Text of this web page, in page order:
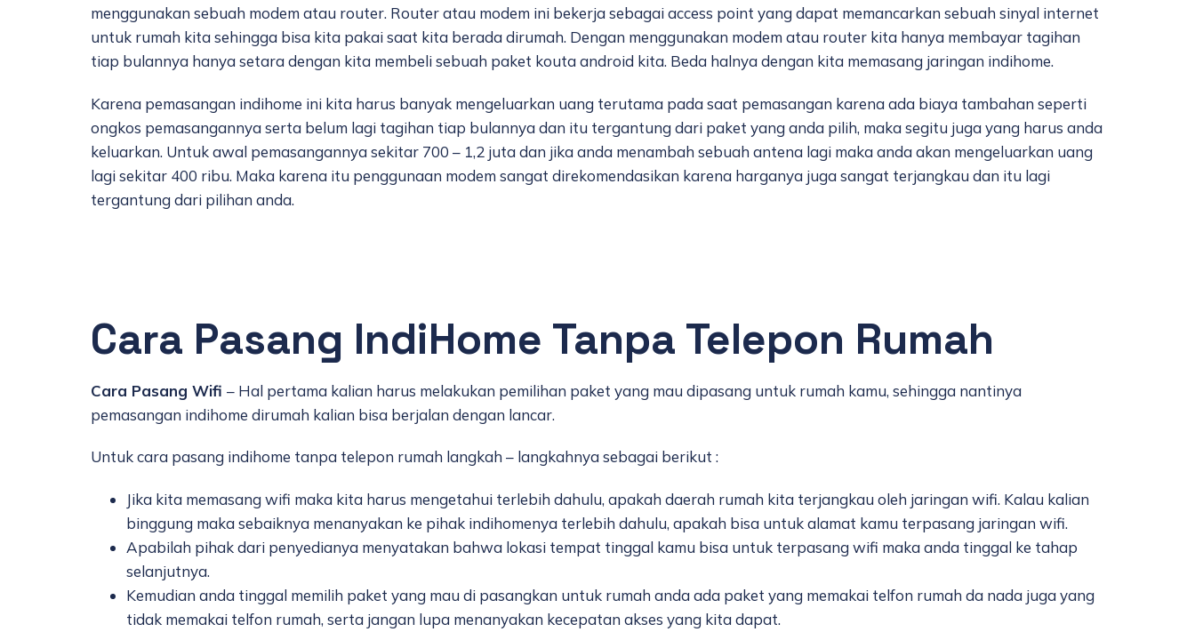
menggunakan sebuah modem atau router. Router atau modem ini bekerja sebagai access point yang dapat memancarkan sebuah sinyal internet
untuk rumah kita sehingga bisa kita pakai saat kita berada dirumah. Dengan menggunakan modem atau router kita hanya membayar tagihan
tiap bulannya hanya setara dengan kita membeli sebuah paket kouta android kita. Beda halnya dengan kita memasang jaringan indihome.
Karena pemasangan indihome ini kita harus banyak mengeluarkan uang terutama pada saat pemasangan karena ada biaya tambahan seperti
ongkos pemasangannya serta belum lagi tagihan tiap bulannya dan itu tergantung dari paket yang anda pilih, maka segitu juga yang harus anda
keluarkan. Untuk awal pemasangannya sekitar 700 – 1,2 juta dan jika anda menambah sebuah antena lagi maka anda akan mengeluarkan uang
lagi sekitar 400 ribu. Maka karena itu penggunaan modem sangat direkomendasikan karena harganya juga sangat terjangkau dan itu lagi
tergantung dari pilihan anda.
Cara Pasang IndiHome Tanpa Telepon Rumah
Cara Pasang Wifi – Hal pertama kalian harus melakukan pemilihan paket yang mau dipasang untuk rumah kamu, sehingga nantinya
pemasangan indihome dirumah kalian bisa berjalan dengan lancar.
Untuk cara pasang indihome tanpa telepon rumah langkah – langkahnya sebagai berikut :
Jika kita memasang wifi maka kita harus mengetahui terlebih dahulu, apakah daerah rumah kita terjangkau oleh jaringan wifi. Kalau kalian
binggung maka sebaiknya menanyakan ke pihak indihomenya terlebih dahulu, apakah bisa untuk alamat kamu terpasang jaringan wifi.
Apabilah pihak dari penyedianya menyatakan bahwa lokasi tempat tinggal kamu bisa untuk terpasang wifi maka anda tinggal ke tahap
selanjutnya.
Kemudian anda tinggal memilih paket yang mau di pasangkan untuk rumah anda ada paket yang memakai telfon rumah da nada juga yang
tidak memakai telfon rumah, serta jangan lupa menanyakan kecepatan akses yang kita dapat.